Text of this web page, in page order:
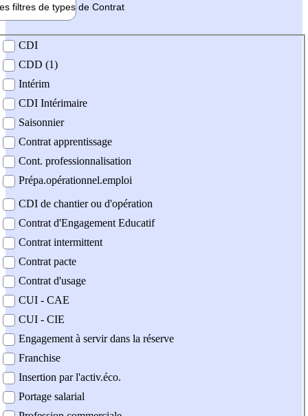
filtres de types de Contrat
contrat
CDI
CDD (1)
Intérim
CDI Intérimaire
Saisonnier
Contrat apprentissage
Cont. professionnalisation
Prépa.opérationnel.emploi
CDI de chantier ou d'opération
Contrat d'Engagement Educatif
Contrat intermittent
Contrat pacte
Contrat d'usage
CUI - CAE
CUI - CIE
Engagement à servir dans la réserve
Franchise
Insertion par l'activ.éco.
Portage salarial